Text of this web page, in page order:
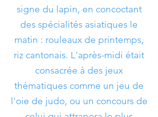
signe du lapin, en concoctant
des spécialités asiatiques le
matin : rouleaux de printemps,
riz cantonais. L'après-midi était
consacrée à des jeux
thématiques comme un jeu de
l'oie de judo, ou un concours de